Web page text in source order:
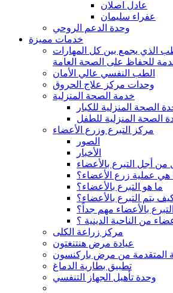
عادل اصلان
عفراء سليمان
وحدة الدعم الروحي
خدمات مميزة
الذي يجمع بين كل المهارات
للحفاظ على الصحة العامة
الطب النفسي عالي الأمان
وحدات مركز علاج الحروق
خدمة الصحة المنزلية
الصحة المنزلية للكبار
الصحة المنزلية للطفل
مركز التبرع وزرع الأعضاء
الصور
الأخبار
من أجل التبرع بالأعضاء
هي عملية زرع الأعضاء؟
ما هو التبرع بالأعضاء؟
يتم التبرع بالأعضاء؟
بالأعضاء مهم جداً؟
من الناحية الدينية ؟
مركز زراعة الكلى
عيادة مرض هنتنغتون
المتقدمة من مرض باركنسون
تطبيق بطارية الدماغ
وحدة تأهيل الجهاز التنفسي